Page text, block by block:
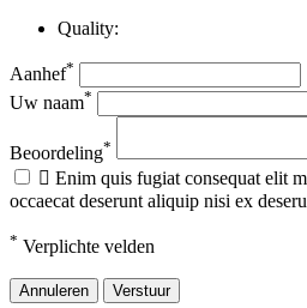
Quality:
Aanhef*
Uw naam*
Beoordeling*
 Enim quis fugiat consequat elit
occaecat deserunt aliquip nisi ex
* Verplichte velden
Annuleren Verstuur